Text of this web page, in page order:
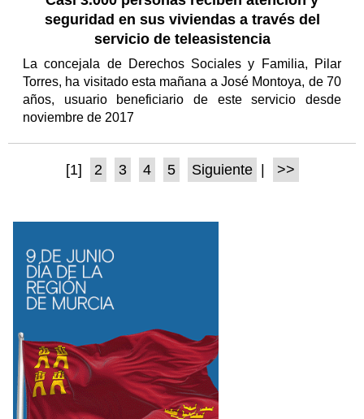
seguridad en sus viviendas a través del
servicio de teleasistencia
La concejala de Derechos Sociales y Familia, Pilar
Torres, ha visitado esta mañana a José Montoya, de 70
años, usuario beneficiario de este servicio desde
noviembre de 2017
[1] 2 3 4 5 Siguiente >>